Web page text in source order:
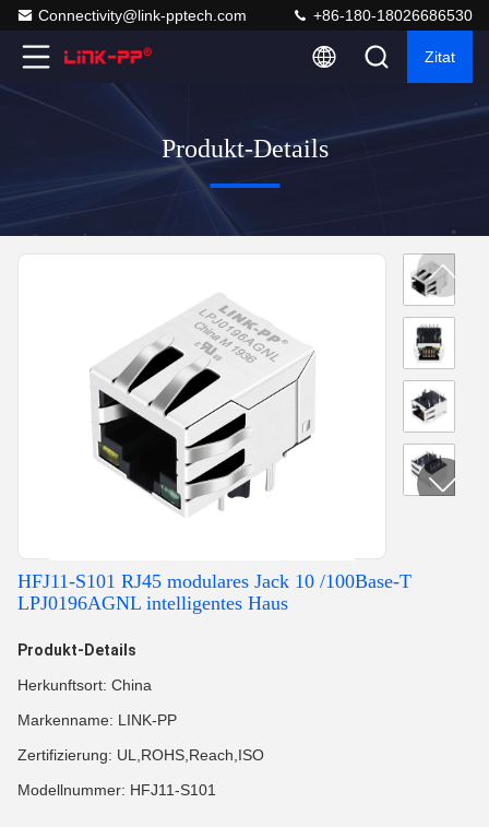
Connectivity@link-pptech.com +86-180-18026686530
Zitat
Produkt-Details
HFJ11-S101 RJ45 modulares Jack 10 /100Base-T
LPJ0196AGNL intelligentes Haus
Produkt-Details
Herkunftsort: China
Markenname: LINK-PP
Zertifizierung: UL,ROHS,Reach,ISO
Modellnummer: HFJ11-S101